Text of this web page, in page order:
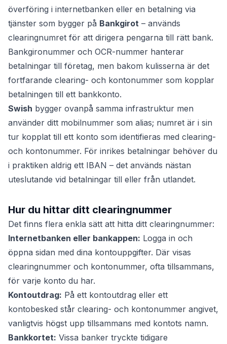
överföring i internetbanken eller en betalning via
tjänster som bygger på Bankgirot – används
clearingnumret för att dirigera pengarna till rätt bank.
Bankgironummer och OCR-nummer hanterar
betalningar till företag, men bakom kulisserna är det
fortfarande clearing- och kontonummer som kopplar
betalningen till ett bankkonto.
Swish bygger ovanpå samma infrastruktur men
använder ditt mobilnummer som alias; numret är i sin
tur kopplat till ett konto som identifieras med clearing-
och kontonummer. För inrikes betalningar behöver du
i praktiken aldrig ett IBAN – det används nästan
uteslutande vid betalningar till eller från utlandet.
Hur du hittar ditt clearingnummer
Det finns flera enkla sätt att hitta ditt clearingnummer:
Internetbanken eller bankappen: Logga in och
öppna sidan med dina kontouppgifter. Där visas
clearingnummer och kontonummer, ofta tillsammans,
för varje konto du har.
Kontoutdrag: På ett kontoutdrag eller ett
kontobesked står clearing- och kontonummer angivet,
vanligtvis högst upp tillsammans med kontots namn.
Bankkortet: Vissa banker tryckte tidigare